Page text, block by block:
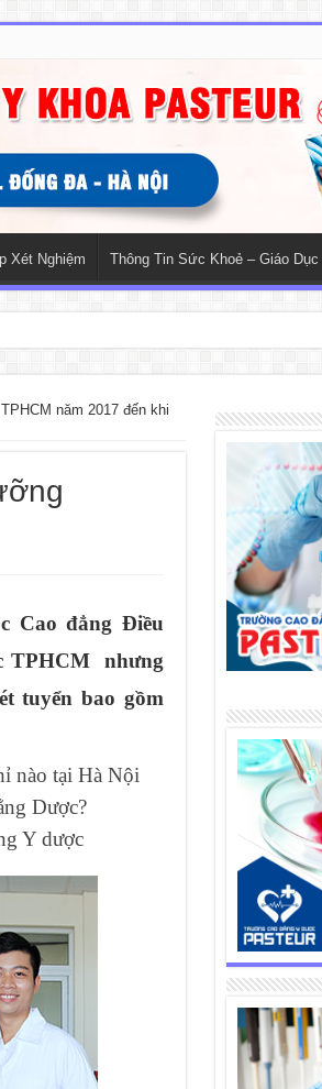
Xét Nghiệm Thông Tin Sức Khoẻ – Giáo Dục
năm 2017 đến khi
Cao đẳng Điều
TPHCM nhưng
tuyển bao gồm
nào tại Hà Nội
Dược?
Y dược